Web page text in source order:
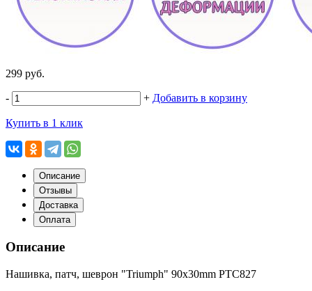
299 руб.
- + Добавить в корзину
Купить в 1 клик
Описание
Отзывы
Доставка
Оплата
Описание
Нашивка, патч, шеврон "Triumph" 90x30mm PTC827